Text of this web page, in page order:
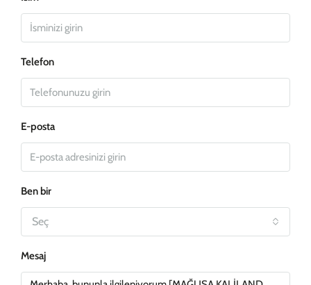
Telefon
E-posta
Ben bir
Seç
Mesaj